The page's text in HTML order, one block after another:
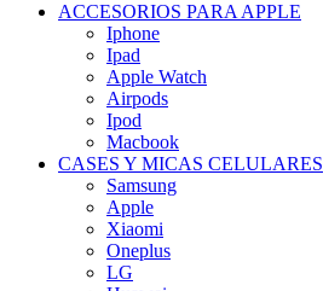
ACCESORIOS PARA APPLE
Iphone
Ipad
Apple Watch
Airpods
Ipod
Macbook
CASES Y MICAS CELULARES
Samsung
Apple
Xiaomi
Oneplus
LG